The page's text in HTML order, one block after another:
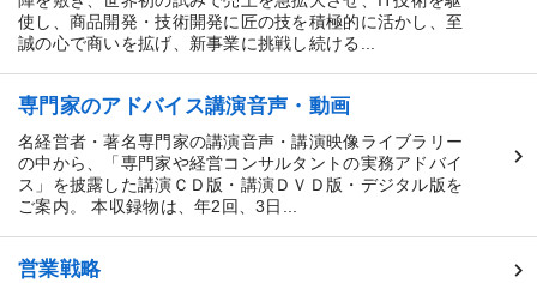
使し、商品開発・技術開発に匠の技を積極的に活かし、至
誠の心で商いを拡げ、新事業に挑戦し続ける...
専門家のアドバイス講演音声・動画
名経営者・著名専門家の講演音声・講演映像ライブラリー
の中から、「専門家や経営コンサルタントの実務アドバイ
ス」を披露した講演ＣＤ版・講演ＤＶＤ版・デジタル版を
ご案内。 本収録物は、年2回、3日...
営業戦略